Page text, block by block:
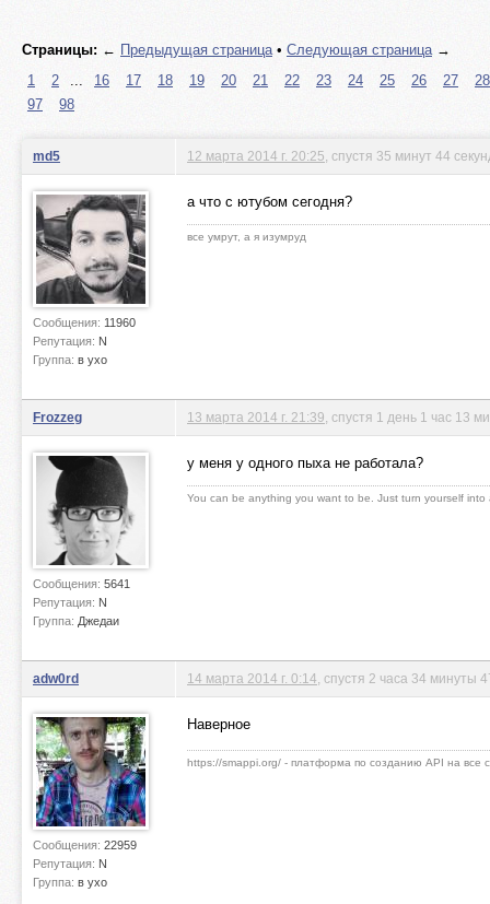
Страницы: ← Предыдущая страница• Следующая страница→
1
2 ... 16 17 18 19 20 21 22 23 24 25 26 27
28
97
98
md5
Сообщения: 11960
Репутация: N
Группа: в ухо
12 марта 2014 г. 20:25 , спустя 35 минут 44
а что с ютубом сегодня?
все умрут, а я изумруд
Frozzeg
Сообщения: 5641
Репутация: N
Группа: Джедаи
13 марта 2014 г. 21:39 , спустя 1 день 1 час 13
у меня у одного пыха не работала?
You can be anything you want to be. Just turn yourself
adw0rd
Сообщения: 22959
Репутация: N
Группа: в ухо
14 марта 2014 г. 0:14 , спустя 2 часа 34 минуты
Наверное
https://smappi.org/ - платформа по созданию API на все